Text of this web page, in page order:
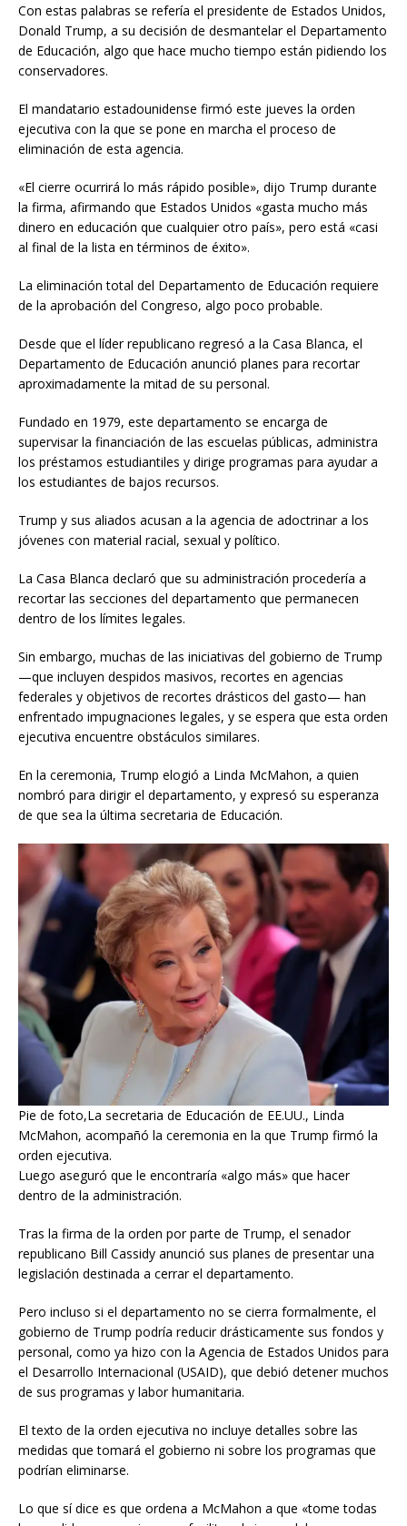
Con estas palabras se refería el presidente de Estados Unidos,
Donald Trump, a su decisión de desmantelar el Departamento
de Educación, algo que hace mucho tiempo están pidiendo los
conservadores.
El mandatario estadounidense firmó este jueves la orden
ejecutiva con la que se pone en marcha el proceso de
eliminación de esta agencia.
«El cierre ocurrirá lo más rápido posible», dijo Trump durante
la firma, afirmando que Estados Unidos «gasta mucho más
dinero en educación que cualquier otro país», pero está «casi
al final de la lista en términos de éxito».
La eliminación total del Departamento de Educación requiere
de la aprobación del Congreso, algo poco probable.
Desde que el líder republicano regresó a la Casa Blanca, el
Departamento de Educación anunció planes para recortar
aproximadamente la mitad de su personal.
Fundado en 1979, este departamento se encarga de
supervisar la financiación de las escuelas públicas, administra
los préstamos estudiantiles y dirige programas para ayudar a
los estudiantes de bajos recursos.
Trump y sus aliados acusan a la agencia de adoctrinar a los
jóvenes con material racial, sexual y político.
La Casa Blanca declaró que su administración procedería a
recortar las secciones del departamento que permanecen
dentro de los límites legales.
Sin embargo, muchas de las iniciativas del gobierno de Trump
—que incluyen despidos masivos, recortes en agencias
federales y objetivos de recortes drásticos del gasto— han
enfrentado impugnaciones legales, y se espera que esta orden
ejecutiva encuentre obstáculos similares.
En la ceremonia, Trump elogió a Linda McMahon, a quien
nombró para dirigir el departamento, y expresó su esperanza
de que sea la última secretaria de Educación.
Pie de foto,La secretaria de Educación de EE.UU., Linda
McMahon, acompañó la ceremonia en la que Trump firmó la
orden ejecutiva.
Luego aseguró que le encontraría «algo más» que hacer
dentro de la administración.
Tras la firma de la orden por parte de Trump, el senador
republicano Bill Cassidy anunció sus planes de presentar una
legislación destinada a cerrar el departamento.
Pero incluso si el departamento no se cierra formalmente, el
gobierno de Trump podría reducir drásticamente sus fondos y
personal, como ya hizo con la Agencia de Estados Unidos para
el Desarrollo Internacional (USAID), que debió detener muchos
de sus programas y labor humanitaria.
El texto de la orden ejecutiva no incluye detalles sobre las
medidas que tomará el gobierno ni sobre los programas que
podrían eliminarse.
Lo que sí dice es que ordena a McMahon a que «tome todas